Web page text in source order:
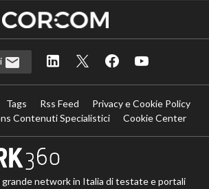
Tags Rss Feed
Privacy e Cookie Policy
Contenuti Specialistici
Cookie Center
grande network in Italia di testate e portali